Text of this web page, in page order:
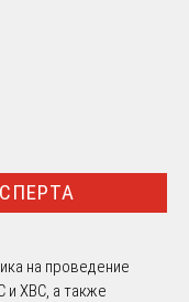
на проведение
и ХВС, а также